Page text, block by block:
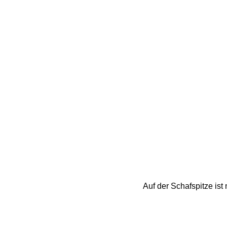
Auf der Schafspitze ist